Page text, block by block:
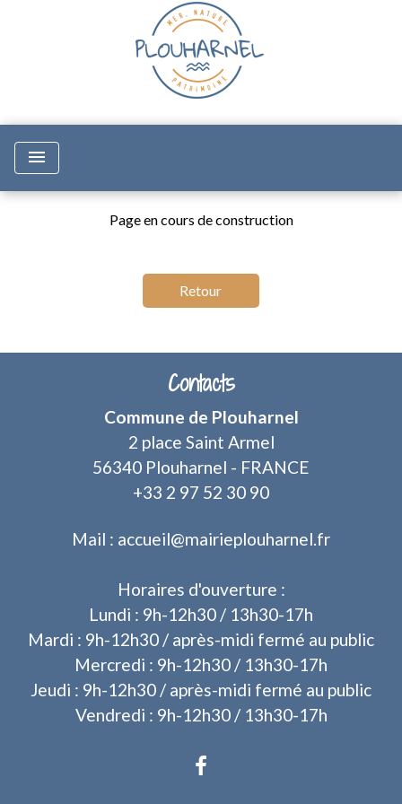
menu
Page en cours de construction
Retour
Contacts
Commune de Plouharnel
2 place Saint Armel
56340 Plouharnel - FRANCE
+33 2 97 52 30 90
Mail : accueil@mairieplouharnel.fr
Horaires d'ouverture :
Lundi : 9h-12h30 / 13h30-17h
Mardi : 9h-12h30 / après-midi fermé au public
Mercredi : 9h-12h30 / 13h30-17h
Jeudi : 9h-12h30 / après-midi fermé au public
Vendredi : 9h-12h30 / 13h30-17h